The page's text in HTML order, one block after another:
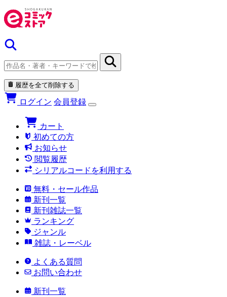
履歴を全て削除する
ログイン 会員登録
カート
初めての方
お知らせ
閲覧履歴
シリアルコードを利用する
無料・セール作品
新刊一覧
新刊雑誌一覧
ランキング
ジャンル
雑誌・レーベル
よくある質問
お問い合わせ
新刊一覧